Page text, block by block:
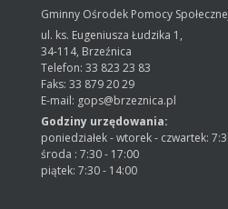
Gminny Ośrodek Pomocy
ul. ks. Eugeniusza Łudzika 1,
34-114, Brzeźnica
Telefon: 33 823 23 83
Faks: 33 879 20 29
E-mail: gops@brzeznica.pl
Godziny urzędowania:
poniedziałek - wtorek - czwartek:
środa : 7:30 - 17:00
piątek: 7:30 - 14:00